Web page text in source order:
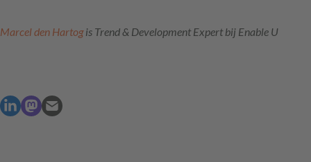
Marcel den Hartogis Trend & Development Expert bij Enable U